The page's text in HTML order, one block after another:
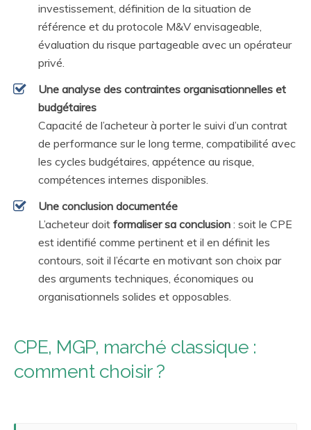
investissement, définition de la situation de
référence et du protocole M&V envisageable,
évaluation du risque partageable avec un opérateur
privé.
Une analyse des contraintes organisationnelles et
budgétaires
Capacité de l’acheteur à porter le suivi d’un contrat
de performance sur le long terme, compatibilité avec
les cycles budgétaires, appétence au risque,
compétences internes disponibles.
Une conclusion documentée
L’acheteur doit formaliser sa conclusion : soit le CPE
est identifié comme pertinent et il en définit les
contours, soit il l’écarte en motivant son choix par
des arguments techniques, économiques ou
organisationnels solides et opposables.
CPE, MGP, marché classique :
comment choisir ?